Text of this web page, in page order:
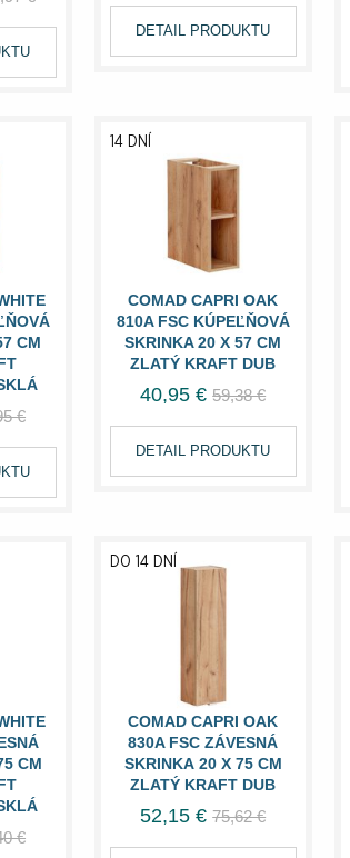
DETAIL PRODUKTU
CM
€
COMAD CAPRI OAK
810A FSC KÚPEĽŇOVÁ
SKRINKA 20 X 57 CM
ZLATÝ KRAFT DUB
14 DNÍ
40,95 € 59,38 €
DETAIL PRODUKTU
CM
€
COMAD CAPRI OAK
830A FSC ZÁVESNÁ
SKRINKA 20 X 75 CM
ZLATÝ KRAFT DUB
DO 14 DNÍ
52,15 € 75,62 €